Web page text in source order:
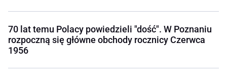
70 lat temu Polacy powiedzieli "dość". W Poznaniu
rozpoczną się główne obchody rocznicy Czerwca
1956